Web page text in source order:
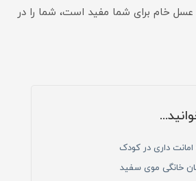
7 دلیل که عسل خام برای شما مفید است، شما را در
داری در کودک
خانگی موی سفید